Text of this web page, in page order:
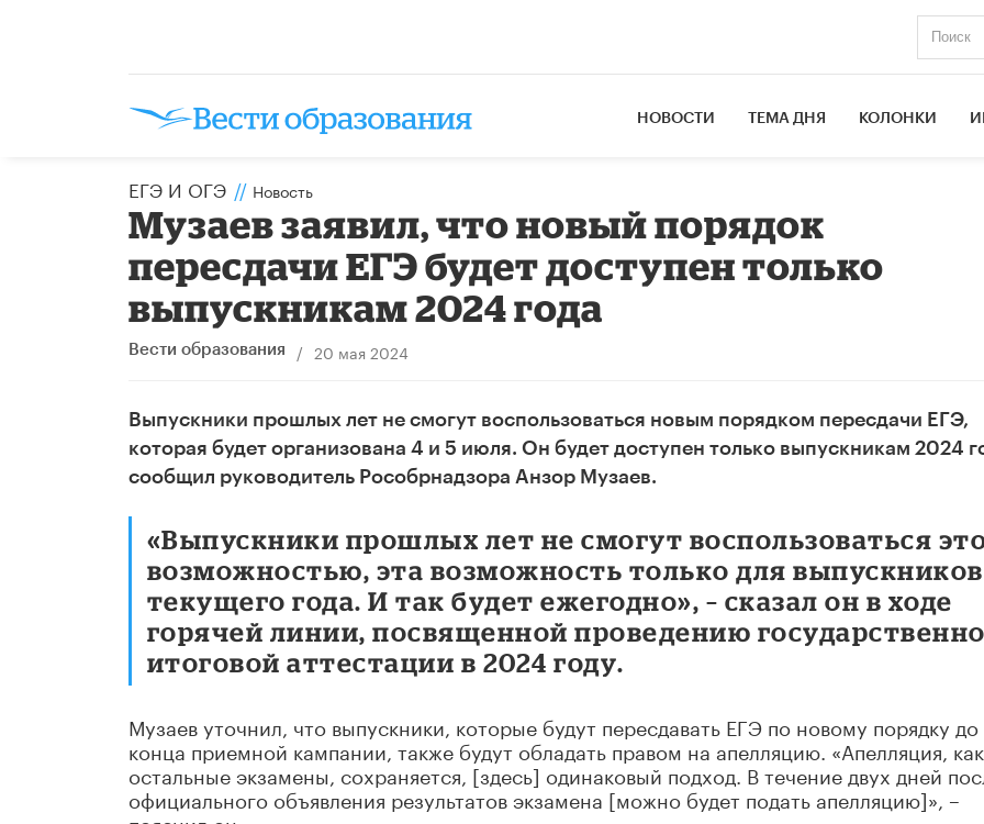
НОВОСТИ ТЕМА ДНЯ КОЛОНКИ
ЕГЭ И ОГЭ // Новость
Музаев заявил, что новый порядок
пересдачи ЕГЭ будет доступен только
выпускникам 2024 года
Вести образования / 20 мая 2024
Выпускники прошлых лет не смогут воспользоваться новым порядком пересдачи ЕГЭ,
которая будет организована 4 и 5 июля. Он будет доступен только выпускникам 2024
сообщил руководитель Рособрнадзора Анзор Музаев.
«Выпускники прошлых лет не смогут воспользоваться
возможностью, эта возможность только для выпускников
текущего года. И так будет ежегодно», – сказал он в ходе
горячей линии, посвященной проведению
итоговой аттестации в 2024 году.
Музаев уточнил, что выпускники, которые будут пересдавать ЕГЭ по новому порядку до
конца приемной кампании, также будут обладать правом на апелляцию. «Апелляция,
остальные экзамены, сохраняется, [здесь] одинаковый подход. В течение двух дней
официального объявления результатов экзамена [можно будет подать апелляцию]», –